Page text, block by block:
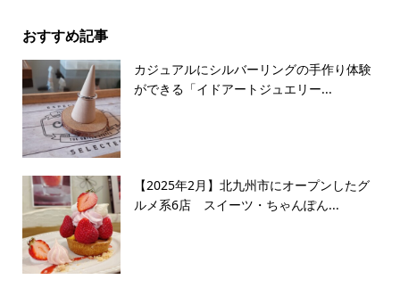
おすすめ記事
カジュアルにシルバーリングの手作り体験
ができる「イドアートジュエリー...
【2025年2月】北九州市にオープンしたグ
ルメ系6店 スイーツ・ちゃんぽん...